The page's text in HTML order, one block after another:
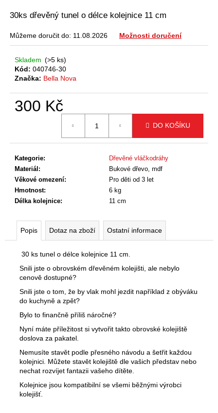
30ks dřevěný tunel o délce kolejnice 11 cm
Můžeme doručit do: 11.08.2026 Možnosti doručení
Skladem (>5 ks)
Kód: 040746-30
Značka: Bella Nova
300 Kč
DO KOŠÍKU
Kategorie:
Dřevěné vláčkodráhy
Materiál:
Bukové dřevo, mdf
Věkové omezení:
Pro děti od 3 let
Hmotnost:
6 kg
Délka kolejnice: 11 cm
Popis Dotaz na zboží Ostatní informace
30 ks tunel o délce kolejnice 11 cm.
Snili jste o obrovském dřevěném kolejišti, ale nebylo
cenově dostupné?
Snili jste o tom, že by vlak mohl jezdit například z obýváku
do kuchyně a zpět?
Bylo to finančně příliš náročné?
Nyní máte příležitost si vytvořit takto obrovské kolejiště
doslova za pakatel.
Nemusíte stavět podle přesného návodu a šetřit každou
kolejnici. Můžete stavět kolejiště dle vašich představ nebo
nechat rozvíjet fantazii vašeho dítěte.
Kolejnice jsou kompatibilní se všemi běžnými výrobci
kolejišť.
a
í
t
?
HLEDAT
D
o
p
o
j